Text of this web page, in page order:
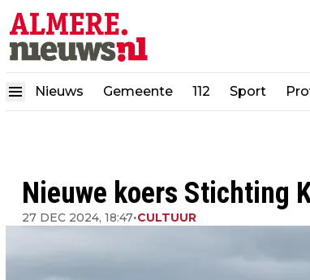
Nieuws Gemeente 112 Sport
Nieuwe koers Stichting
27 DEC 2024, 18:47•CULTUUR